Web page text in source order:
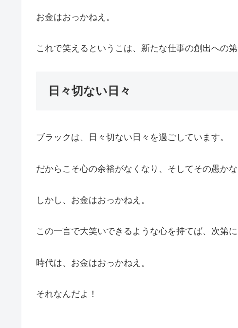
お金はおっかねえ。
これで笑えるというこは、新たな仕事の創出への
日々切ない日々
ブラックは、日々切ない日々を過ごしています。
だからこそ心の余裕がなくなり、そしてその愚か
しかし、お金はおっかねえ。
この一言で大笑いできるような心を持てば、次第
時代は、お金はおっかねえ。
それなんだよ！